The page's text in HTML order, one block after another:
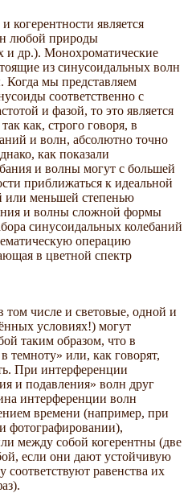
когерентности является
любой природы
и др.). Монохроматические
из синусоидальных волн
Когда мы представляем
соответственно с
и фазой, то это является
как, строго говоря, в
и волн, абсолютно точно
как показали
и волны могут с большей
приближаться к идеальной
или меньшей степенью
и волны сложной формы
синусоидальных колебаний
операцию
в цветной спектр
числе и световые, одной и
условиях!) могут
таким образом, что в
в темноту» или, как говорят,
При интерференции
и подавления» волн друг
интерференции волн
времени (например, при
фотографировании),
между собой когерентны (две
если они дают устойчивую
равенства их